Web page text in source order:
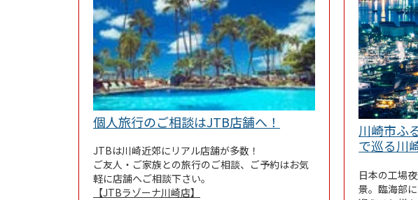
個人旅行のご相談はJTB店舗へ！ Link Opens in New Tab
JTBは川崎近郊にリアル店舗が多数！
ご友人・ご家族との旅行のご相談、ご予約はお気
軽に店舗へご相談下さい。
【JTBラゾーナ川崎店】
川崎市ふ
で巡る川
日本の工場
景。臨海部